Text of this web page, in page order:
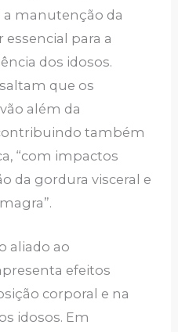
manutenção da
para a
dos idosos.
que os
além da
também
“com impactos
da gordura visceral e
aliado ao
efeitos
corporal e na
idosos. Em